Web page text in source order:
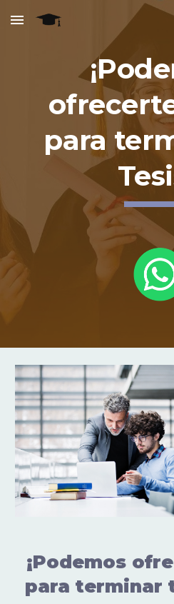
Skip to main content
para
¡Podemos
para terminar